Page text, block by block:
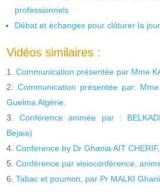
professionnels
Débat et échanges pour clôturer la
Vidéos similaires :
Communication présentée par Mme
Communication présentée par:
Guelma Algérie.
Conférence animée par :
Bejaia)
Conference by Dr Ghania AIT
Conférence par visioconférence,
Tabac et poumon, par Pr MALKI